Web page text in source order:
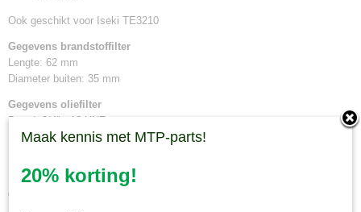
Ook geschikt voor Iseki TE3210
Gegevens brandstoffilter
Lengte: 62 mm
Diameter buiten: 35 mm
Gegevens oliefilter
Draad: 3/4" - 16 UNF
Lengte: 75 mm
Uitvoering: spin on
Gegevens luchtfilter
Maak kennis met MTP-parts!
20% korting!